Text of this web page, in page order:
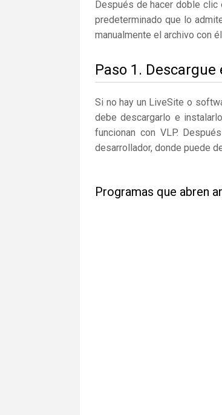
Después de hacer doble
predeterminado que lo
manualmente el archivo con
Paso 1.
Si no hay un LiveSite o
debe descargarlo e
funcionan con VLP.
desarrollador, donde puede
Programas que abren